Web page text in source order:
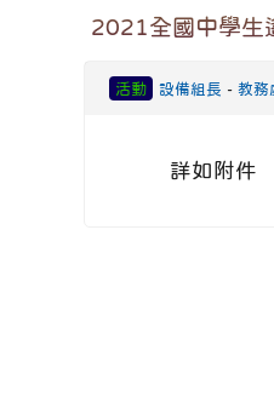
2021全國中學生
活動 設備組長 -教務
詳如附件